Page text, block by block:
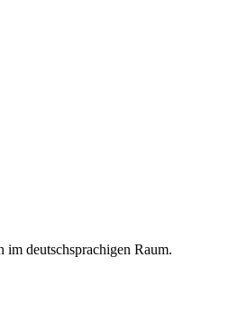
deutschsprachigen Raum.